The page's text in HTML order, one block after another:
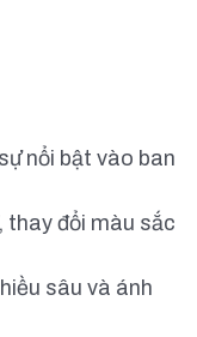
nổi bật vào ban
thay đổi màu sắc
sâu và ánh